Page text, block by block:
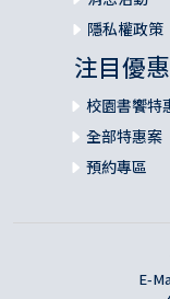
隱私權政策
注目優惠
校園書饗特
全部特惠案
預約專區
E-